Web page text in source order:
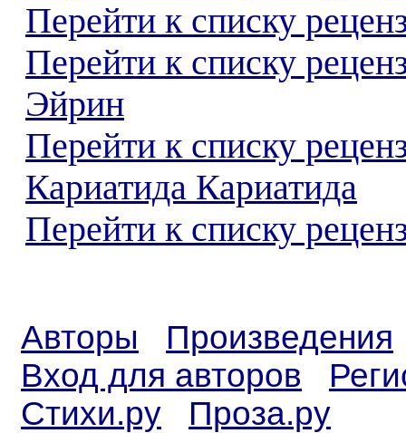
Перейти к списку
Перейти к списку
Эйрин
Перейти к списку
Кариатида Кариатида
Перейти к списку
Авторы
Произведения
Вход для авторов
Стихи.ру
Проза.ру